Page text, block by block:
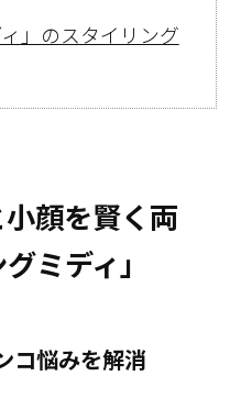
」のスタイリング
顔を賢く両
ミディ」
コ悩みを解消